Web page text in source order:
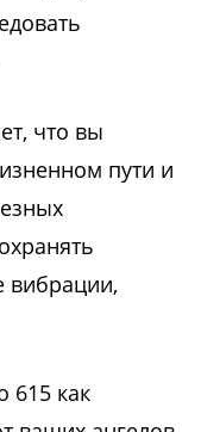
что вы
пути и
вибрации,
615 как